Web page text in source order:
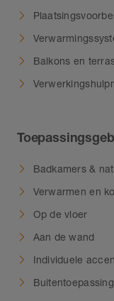
Balkons en
Badkamers &
Verwarmen en
Op de vloer
Aan de wand
Individuele